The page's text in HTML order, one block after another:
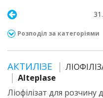
Розподіл за категоріями
АКТИЛІЗЕ
Alteplase
Ліофілізат для розчину